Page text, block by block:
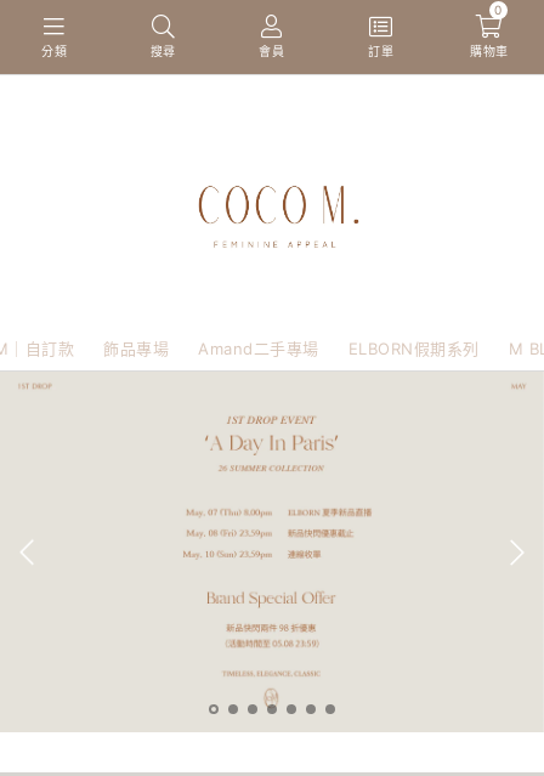
分類 搜尋 會員 訂單
0
購物車
｜自訂款 飾品專場 Amand二手專場 ELBORN假期系列 M